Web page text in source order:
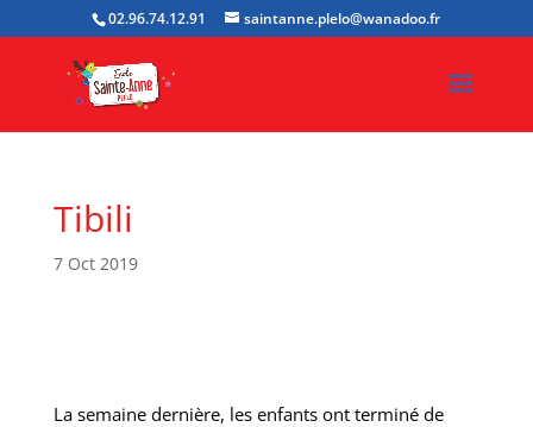
02.96.74.12.91 saintanne.plelo@wanadoo.fr
Tibili
7 Oct 2019
La semaine dernière, les enfants ont terminé de